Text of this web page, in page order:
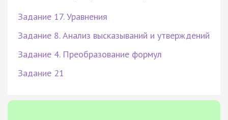
Задание 17. Уравнения
Задание 8. Анализ высказываний и утверждений
Задание 4. Преобразование формул
Задание 21